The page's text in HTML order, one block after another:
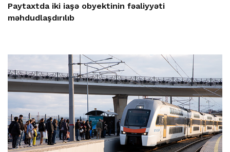
Paytaxtda iki iaşə obyektinin fəaliyyəti
məhdudlaşdırılıb